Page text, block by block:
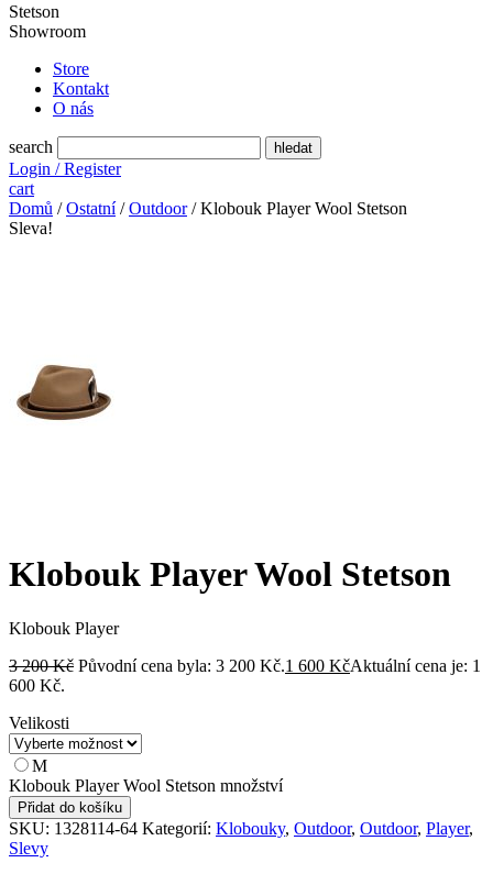
Stetson
Showroom
Store
Kontakt
O nás
search
Login / Register
cart
Domů /Ostatní/Outdoor/ Klobouk Player Wool Stetson
Sleva!
Klobouk Player Wool Stetson
Klobouk Player
3 200Kč Původní cena byla: 3 200 Kč.1 600 KčAktuální cena je: 1
600 Kč.
Velikosti
M
Klobouk Player Wool Stetson množství
Přidat do košíku
SKU: 1328114-64 Kategorií: Klobouky, Outdoor, Outdoor, Player,
Slevy